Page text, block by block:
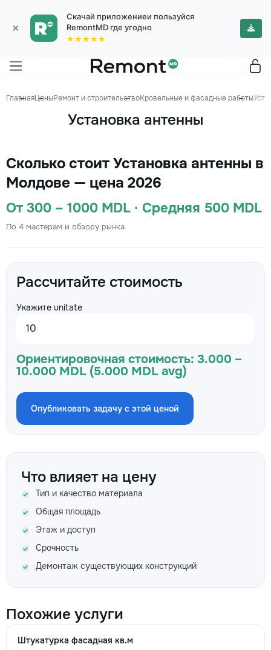
×
Скачай приложениеи пользуйся
RemontMD где угодно
★★★★★
ГлавнаяЦеныРемонт и строительствоКровельные и фасадные работы
Установка антенны
Сколько стоит Установка антенны в
Молдове — цена 2026
От 300 – 1000 MDL · Средняя 500 MDL
По 4 мастерам и обзору рынка
Рассчитайте стоимость
Укажите unitate
Ориентировочная стоимость: 3.000 –
10.000 MDL (5.000 MDL avg)
Опубликовать задачу с этой ценой
Что влияет на цену
Тип и качество материала
Общая площадь
Этаж и доступ
Срочность
Демонтаж существующих конструкций
Похожие услуги
Штукатурка фасадная кв.м